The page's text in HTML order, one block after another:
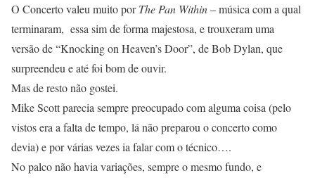
O Concerto valeu muito porThe Pan Within– música com a qual
terminaram, essa sim de forma majestosa, e trouxeram uma
versão de “Knocking on Heaven’s Door”, de Bob Dylan, que
surpreendeu e até foi bom de ouvir.
Mas de resto não gostei.
Mike Scott parecia sempre preocupado com alguma coisa (pelo
vistos era a falta de tempo, lá não preparou o concerto como
devia) e por várias vezes ia falar com o técnico….
No palco não havia variações, sempre o mesmo fundo, e